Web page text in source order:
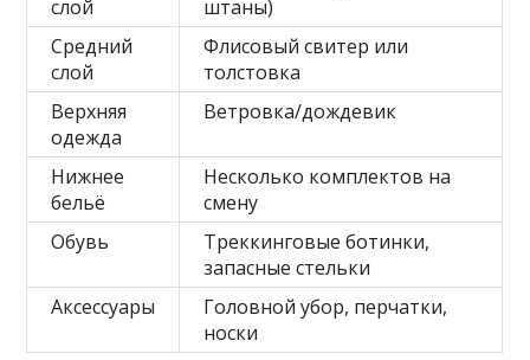
слой
штаны)
Средний
слой
Флисовый свитер или
толстовка
Верхняя
одежда
Ветровка/дождевик
Нижнее
бельё
Несколько комплектов на
смену
Обувь
Треккинговые ботинки,
запасные стельки
Аксессуары
Головной убор, перчатки,
носки